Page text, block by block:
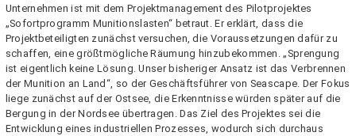
Unternehmen ist mit dem Projektmanagement des Pilotprojektes
„Sofortprogramm Munitionslasten“ betraut. Er erklärt, dass die
Projektbeteiligten zunächst versuchen, die Voraussetzungen dafür zu
schaffen, eine größtmögliche Räumung hinzubekommen. „Sprengung
ist eigentlich keine Lösung. Unser bisheriger Ansatz ist das Verbrennen
der Munition an Land“, so der Geschäftsführer von Seascape. Der Fokus
liege zunächst auf der Ostsee, die Erkenntnisse würden später auf die
Bergung in der Nordsee übertragen. Das Ziel des Projektes sei die
Entwicklung eines industriellen Prozesses, wodurch sich durchaus